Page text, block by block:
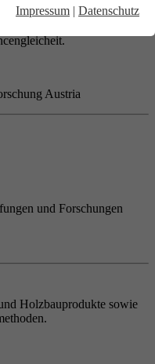
Impressum | Datenschutz
Austria
und Forschungen
Holzbauprodukte sowie